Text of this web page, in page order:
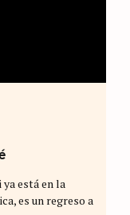
está en la
es un regreso a